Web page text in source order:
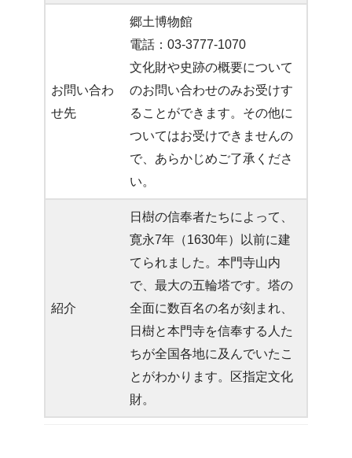
お問い合わ
せ先
郷土博物館
電話：03-3777-1070
文化財や史跡の概要について
のお問い合わせのみお受けす
ることができます。その他に
ついてはお受けできませんの
で、あらかじめご了承くださ
い。
紹介
日樹の信奉者たちによって、
寛永7年（1630年）以前に建
てられました。本門寺山内
で、最大の五輪塔です。塔の
全面に数百名の名が刻まれ、
日樹と本門寺を信奉する人た
ちが全国各地に及んでいたこ
とがわかります。区指定文化
財。